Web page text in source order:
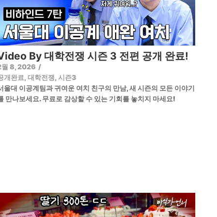
By 대학전쟁 시즌 3 전편 공개 완료!
8, 2026 /
개완료,대학전쟁,시즌3
울대 이공계팀과 귀여운 여치 친구의 만남, 새 시즌의 모든 이야기
만나보세요. 무료로 감상할 수 있는 기회를 놓치지 마세요!